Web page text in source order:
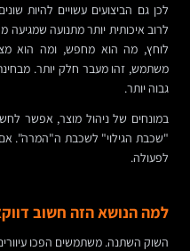
לכן גם הביצועים עשויים להיות
לרוב איכותית יותר מתנועה
לוחץ, מה הוא מחפש, ומה הוא
משתמש, זהו מעבר חלק יותר.
גבוה יותר.
במונחים של ניהול מוצר, אפשר
"שכבת הגילוי" לשכבת ה"המרה". אם
לפעולה.
למה הנושא הזה חשוב
השוק השתנה. משתמשים הפכו